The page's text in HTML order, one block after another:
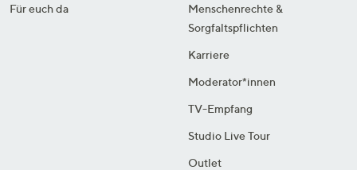
Für euch da
Menschenrechte &
Sorgfaltspflichten
Karriere
Moderator*innen
TV-Empfang
Studio Live Tour
Outlet